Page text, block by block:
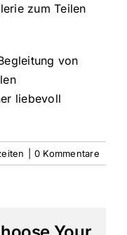
zum Teilen
von
liebevoll
0 Kommentare